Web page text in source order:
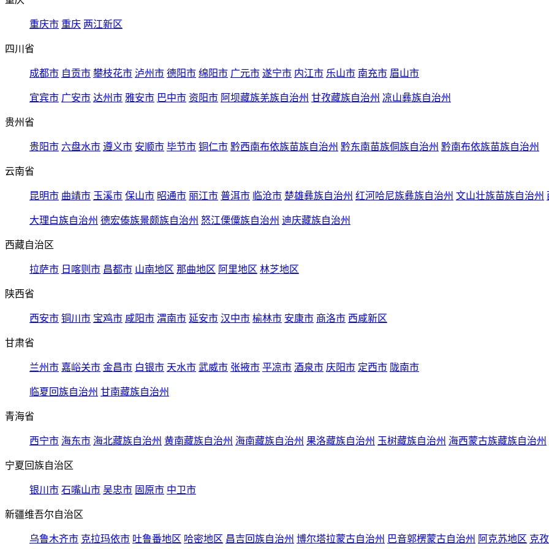
重庆市 重庆 两江新区
四川省
成都市 自贡市 攀枝花市 泸州市 德阳市 绵阳市 广元市 遂宁市 内江市 乐山市 南充市 眉山市
宜宾市 广安市 达州市 雅安市 巴中市 资阳市 阿坝藏族羌族自治州 甘孜藏族自治州 凉山彝族自治州
贵州省
贵阳市 六盘水市 遵义市 安顺市 毕节市 铜仁市 黔西南布依族苗族自治州 黔东南苗族侗族自治州 黔南布依族苗族自治州
云南省
昆明市 曲靖市 玉溪市 保山市 昭通市 丽江市 普洱市 临沧市 楚雄彝族自治州 红河哈尼族彝族自治州 文山壮族苗族自治州
大理白族自治州 德宏傣族景颇族自治州 怒江傈僳族自治州 迪庆藏族自治州
西藏自治区
拉萨市 日喀则市 昌都市 山南地区 那曲地区 阿里地区 林芝地区
陕西省
西安市 铜川市 宝鸡市 咸阳市 渭南市 延安市 汉中市 榆林市 安康市 商洛市 西咸新区
甘肃省
兰州市 嘉峪关市 金昌市 白银市 天水市 武威市 张掖市 平凉市 酒泉市 庆阳市 定西市 陇南市
临夏回族自治州 甘南藏族自治州
青海省
西宁市 海东市 海北藏族自治州 黄南藏族自治州 海南藏族自治州 果洛藏族自治州 玉树藏族自治州 海西蒙古族藏族自治州
宁夏回族自治区
银川市 石嘴山市 吴忠市 固原市 中卫市
新疆维吾尔自治区
乌鲁木齐市 克拉玛依市 吐鲁番地区 哈密地区 昌吉回族自治州 博尔塔拉蒙古自治州 巴音郭楞蒙古自治州 阿克苏地区 克